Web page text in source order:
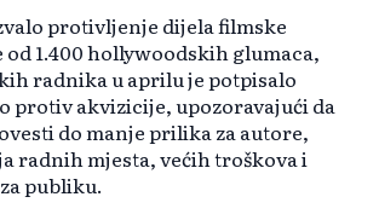
protivljenje dijela filmske
1.400 hollywoodskih glumaca,
radnika u aprilu je potpisalo
protiv akvizicije, upozoravajući da
do manje prilika za autore,
radnih mjesta, većih troškova i
publiku.